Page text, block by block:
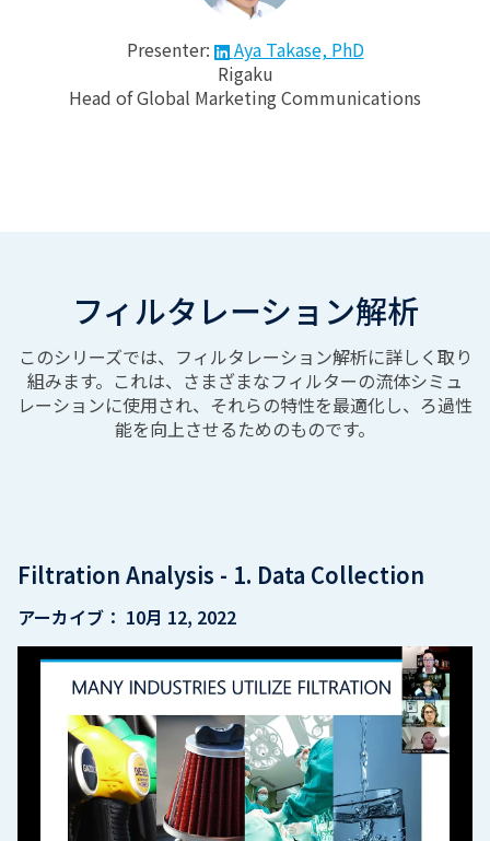
Presenter:
Aya Takase, PhD
Rigaku
Head of Global Marketing Communications
フィルタレーション解析
このシリーズでは、フィルタレーション解析に詳しく取り
組みます。これは、さまざまなフィルターの流体シミュ
レーションに使用され、それらの特性を最適化し、ろ過性
能を向上させるためのものです。
Filtration Analysis - 1. Data Collection
アーカイブ： 10月 12, 2022